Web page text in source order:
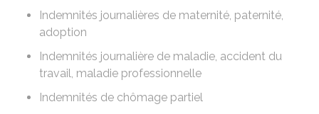
Indemnités journalières de maternité, paternité,
adoption
Indemnités journalière de maladie, accident du
travail, maladie professionnelle
Indemnités de chômage partiel